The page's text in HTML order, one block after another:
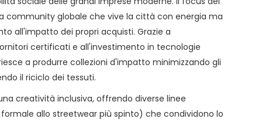
community globale che vive la città con energia ma
all'impatto dei propri acquisti. Grazie a
certificati e all'investimento in tecnologie
a produrre collezioni d'impatto minimizzando gli
il riciclo dei tessuti.
creatività inclusiva, offrendo diverse linee
allo streetwear più spinto) che condividono lo